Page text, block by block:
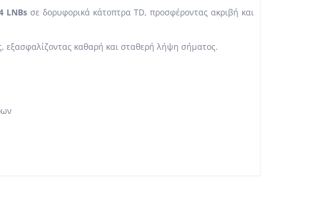
LNBs σε δορυφορικά κάτοπτρα TD, προσφέροντας ακριβή και
εξασφαλίζοντας καθαρή και σταθερή λήψη σήματος.